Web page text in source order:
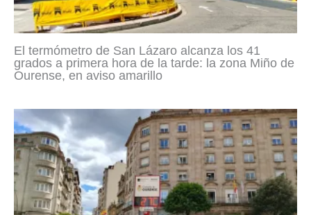
El termómetro de San Lázaro alcanza los 41
grados a primera hora de la tarde: la zona Miño de
Ourense, en aviso amarillo